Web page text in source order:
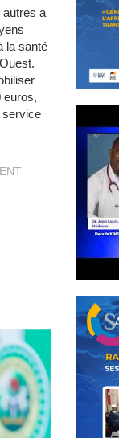
a
la santé
euros,
service